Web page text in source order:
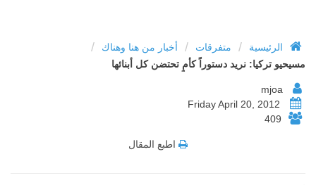
الرئيسية / متفرقات / أخبار من هنا وهناك /
مسيحيو تركيا: نريد دستوراً كأمٍ تحتضن كل أبنائها
409
اطبع المقال